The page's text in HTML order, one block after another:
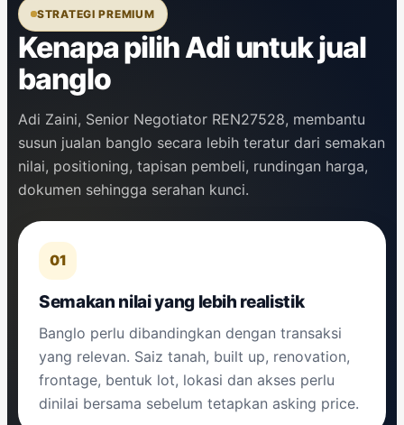
STRATEGI PREMIUM
Kenapa pilih Adi untuk jual
banglo
Adi Zaini, Senior Negotiator REN27528, membantu
susun jualan banglo secara lebih teratur dari semakan
nilai, positioning, tapisan pembeli, rundingan harga,
dokumen sehingga serahan kunci.
01
Semakan nilai yang lebih realistik
Banglo perlu dibandingkan dengan transaksi
yang relevan. Saiz tanah, built up, renovation,
frontage, bentuk lot, lokasi dan akses perlu
dinilai bersama sebelum tetapkan asking price.